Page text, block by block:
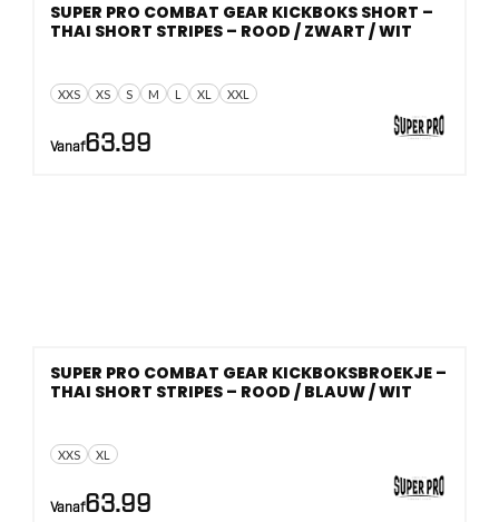
XXS XS S M L XL XXL
SUPER PRO COMBAT GEAR KICKBOKS SHORT –
THAI SHORT STRIPES – ROOD / ZWART / WIT
Vanaf63.99
XXS XL
SUPER PRO COMBAT GEAR KICKBOKSBROEKJE –
THAI SHORT STRIPES – ROOD / BLAUW / WIT
Vanaf63.99